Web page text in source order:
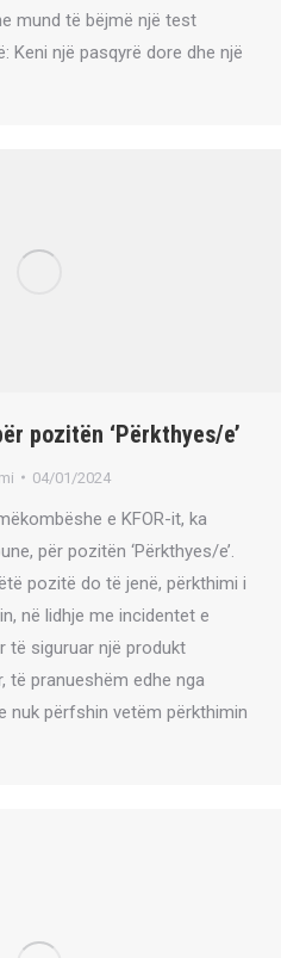
mund të bëjmë një test
Keni një pasqyrë dore dhe një
pozitën ‘Përkthyes/e’
04/01/2024
e KFOR-it, ka
për pozitën ‘Përkthyes/e’.
pozitë do të jenë, përkthimi i
në lidhje me incidentet e
të siguruar një produkt
të pranueshëm edhe nga
nuk përfshin vetëm përkthimin